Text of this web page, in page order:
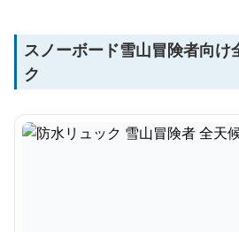
スノーボード雪山冒険者向け
ク